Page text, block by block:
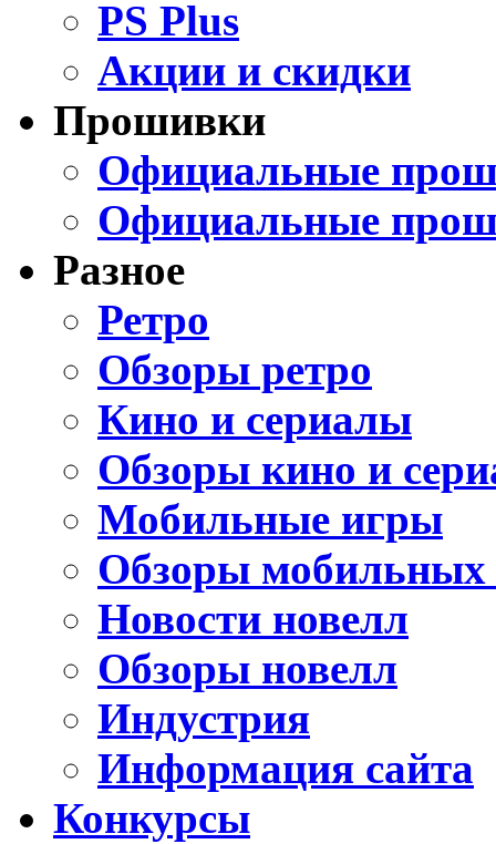
PS Plus
Акции и скидки
Прошивки
Официальные
Официальные
Разное
Ретро
Обзоры ретро
Кино и сериалы
Обзоры кино и
Мобильные игры
Обзоры мобильных
Новости новелл
Обзоры новелл
Индустрия
Информация сайта
Конкурсы